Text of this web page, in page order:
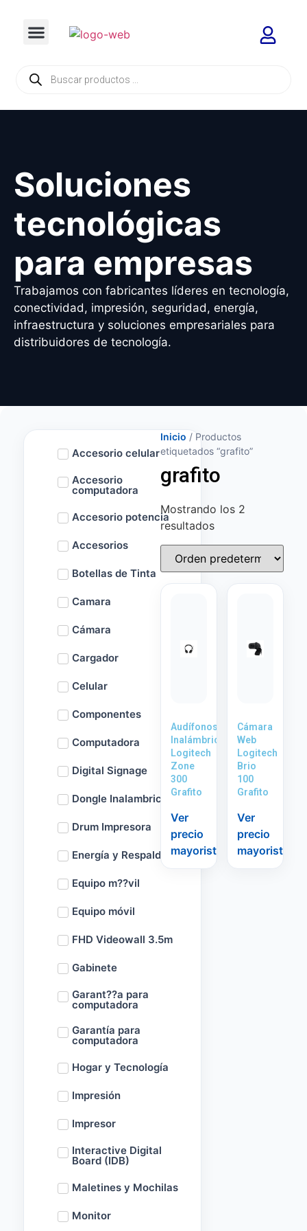
Soluciones
tecnológicas
para empresas
Trabajamos con fabricantes líderes en tecnología,
conectividad, impresión, seguridad, energía,
infraestructura y soluciones empresariales para
distribuidores de tecnología.
Accesorio celular
Accesorio
computadora
Accesorio potencia
Accesorios
Botellas de Tinta
Camara
Cámara
Cargador
Celular
Componentes
Computadora
Digital Signage
Dongle Inalambrico
Drum Impresora
Energía y Respaldo
Equipo m??vil
Equipo móvil
FHD Videowall 3.5m
Gabinete
Garant??a para
computadora
Garantía para
computadora
Hogar y Tecnología
Impresión
Impresor
Interactive Digital
Board (IDB)
Maletines y Mochilas
Monitor
Inicio / Productos
etiquetados “grafito”
grafito
Mostrando los 2
resultados
Audífonos
Inalámbricos
Logitech
Zone
300
Grafito
Ver
precio
mayorista
Cámara
Web
Logitech
Brio
100
Grafito
Ver
precio
mayorista